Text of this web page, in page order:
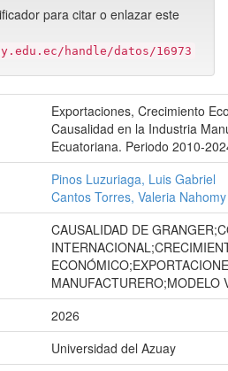
para citar o enlazar este
handle/datos/16973
Exportaciones, Crecimiento
Causalidad en la Industria
Ecuatoriana. Periodo 2010-
Pinos Luzuriaga, Luis Gabriel
Cantos Torres, Valeria Nahomy
CAUSALIDAD DE
MANUFACTURERO;MODELO
2026
Universidad del Azuay